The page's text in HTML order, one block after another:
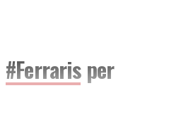
#Ferrarisper